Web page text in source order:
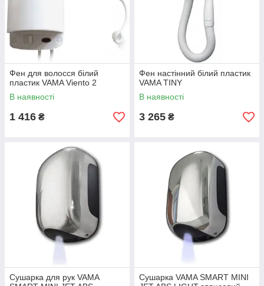
Фен для волосся білий
пластик VAMA Viento 2
В наявності
1 416 ₴
Фен настінний білий пластик
VAMA TINY
В наявності
3 265 ₴
Сушарка для рук VAMA
Сушарка VAMA SMART MINI